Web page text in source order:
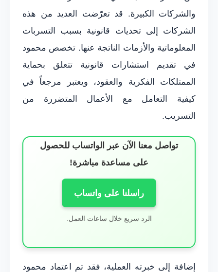
والشركات الكبيرة. قد تعرّضت العديد من هذه
الشركات إلى تحديات قانونية بسبب التسربات
المعلوماتية والأزمات الناتجة عنها. تخصص محمود
في تقديم استشارات قانونية تتعلق بحماية
الممتلكات الفكرية والعقود، ويعتبر مرجعاً في
كيفية التعامل مع الأعمال المتضررة من
التسريب.
تواصل معنا الآن عبر الواتساب للحصول
على مساعدة مباشرة!
راسلنا على واتساب
الرد سريع خلال ساعات العمل.
إضافة إلى خبرته العملية، فقد تم اعتماد محمود